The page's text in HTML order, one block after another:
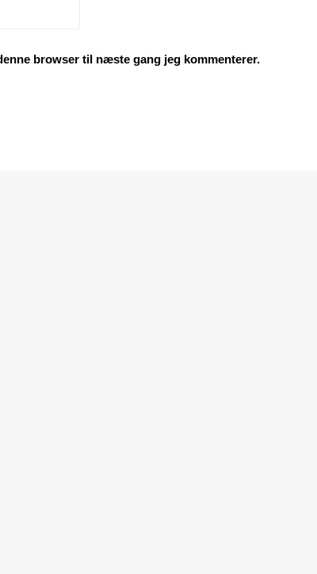
browser til næste gang jeg kommenterer.